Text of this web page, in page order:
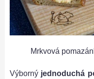
Mrkvová
Výborný jednoduchá